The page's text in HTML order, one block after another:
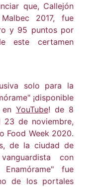
que, Callejón
2017, fue
y 95 puntos por
este certamen
solo para la
¡disponible
YouTube! de 8
23 de noviembre,
Food Week 2020.
de la ciudad de
con
fue
de los portales